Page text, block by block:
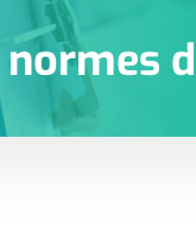
normes